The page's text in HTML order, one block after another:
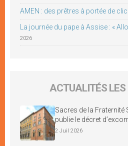
AMEN : des prêtres à portée de clic
La journée du pape à Assise : «
2026
ACTUALITÉS LES
Sacres de la Fraternité
publie le décret
2 Juil 2026